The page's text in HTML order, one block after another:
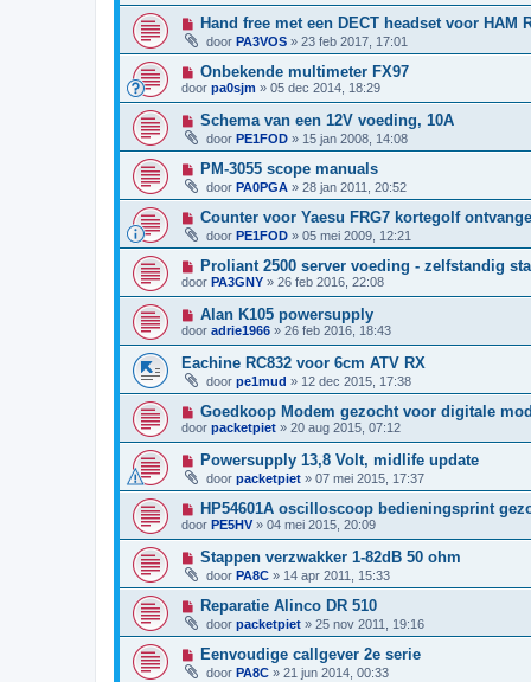
Hand free met een DECT headset voor HAM
door PA3VOS » 23 feb 2017, 17:01
Onbekende multimeter FX97
door pa0sjm » 05 dec 2014, 18:29
Schema van een 12V voeding, 10A
door PE1FOD » 15 jan 2008, 14:08
PM-3055 scope manuals
door PA0PGA » 28 jan 2011, 20:52
Counter voor Yaesu FRG7 kortegolf
door PE1FOD » 05 mei 2009, 12:21
Proliant 2500 server voeding - zelfstandig
door PA3GNY » 26 feb 2016, 22:08
Alan K105 powersupply
door adrie1966 » 26 feb 2016, 18:43
Eachine RC832 voor 6cm ATV RX
door pe1mud » 12 dec 2015, 17:38
Goedkoop Modem gezocht voor digitale
door packetpiet » 20 aug 2015, 07:12
Powersupply 13,8 Volt, midlife update
door packetpiet » 07 mei 2015, 17:37
HP54601A oscilloscoop bedieningsprint
door PE5HV » 04 mei 2015, 20:09
Stappen verzwakker 1-82dB 50 ohm
door PA8C » 14 apr 2011, 15:33
Reparatie Alinco DR 510
door packetpiet » 25 nov 2011, 19:16
Eenvoudige callgever 2e serie
door PA8C » 21 jun 2014, 00:33